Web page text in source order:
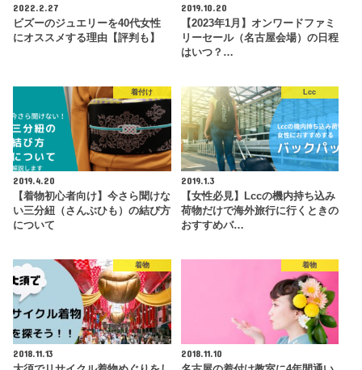
2022.2.27
ビズーのジュエリーを40代女性
にオススメする理由【評判も】
2019.10.20
【2023年1月】オンワードファミ
リーセール（名古屋会場）の日程
はいつ？…
着付け
2019.4.20
【着物初心者向け】今さら聞けな
い三分紐（さんぶひも）の結び方
について
Lcc
2019.1.3
【女性必見】Lccの機内持ち込み
荷物だけで海外旅行に行くときの
おすすめバ…
着物
2018.11.13
着物
2018.11.10